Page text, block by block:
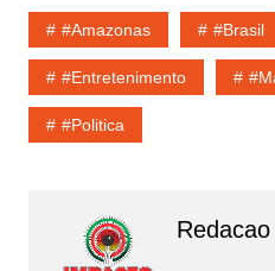
c
e
b
o
k
at
s
A
p
e
gr
a
ai
l
#amazonas #Brasil
#entretenimento
#politica